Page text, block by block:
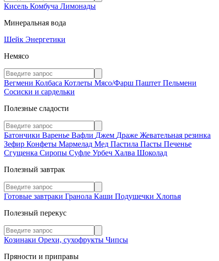
Кисель Комбуча Лимонады
Минеральная вода
Шейк Энергетики
Немясо
Вегмени Колбаса Котлеты Мясо/Фарш Паштет Пельмени
Сосиски и сардельки
Полезные сладости
Батончики Варенье Вафли Джем Драже Жевательная резинка
Зефир Конфеты Мармелад Мед Пастила Пасты Печенье
Сгущенка Сиропы Суфле Урбеч Халва Шоколад
Полезный завтрак
Готовые завтраки Гранола Каши Подушечки Хлопья
Полезный перекус
Козинаки Орехи, сухофрукты Чипсы
Пряности и приправы